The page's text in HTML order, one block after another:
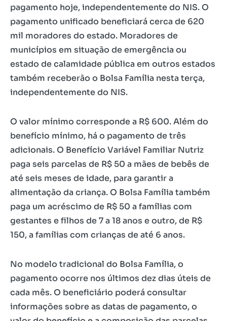
pagamento hoje, independentemente do NIS. O
pagamento unificado beneficiará cerca de 620
mil moradores do estado. Moradores de
municípios em situação de emergência ou
estado de calamidade pública em outros estados
também receberão o Bolsa Família nesta terça,
independentemente do NIS.
O valor mínimo corresponde a R$ 600. Além do
benefício mínimo, há o pagamento de três
adicionais. O Benefício Variável Familiar Nutriz
paga seis parcelas de R$ 50 a mães de bebês de
até seis meses de idade, para garantir a
alimentação da criança. O Bolsa Família também
paga um acréscimo de R$ 50 a famílias com
gestantes e filhos de 7 a 18 anos e outro, de R$
150, a famílias com crianças de até 6 anos.
No modelo tradicional do Bolsa Família, o
pagamento ocorre nos últimos dez dias úteis de
cada mês. O beneficiário poderá consultar
informações sobre as datas de pagamento, o